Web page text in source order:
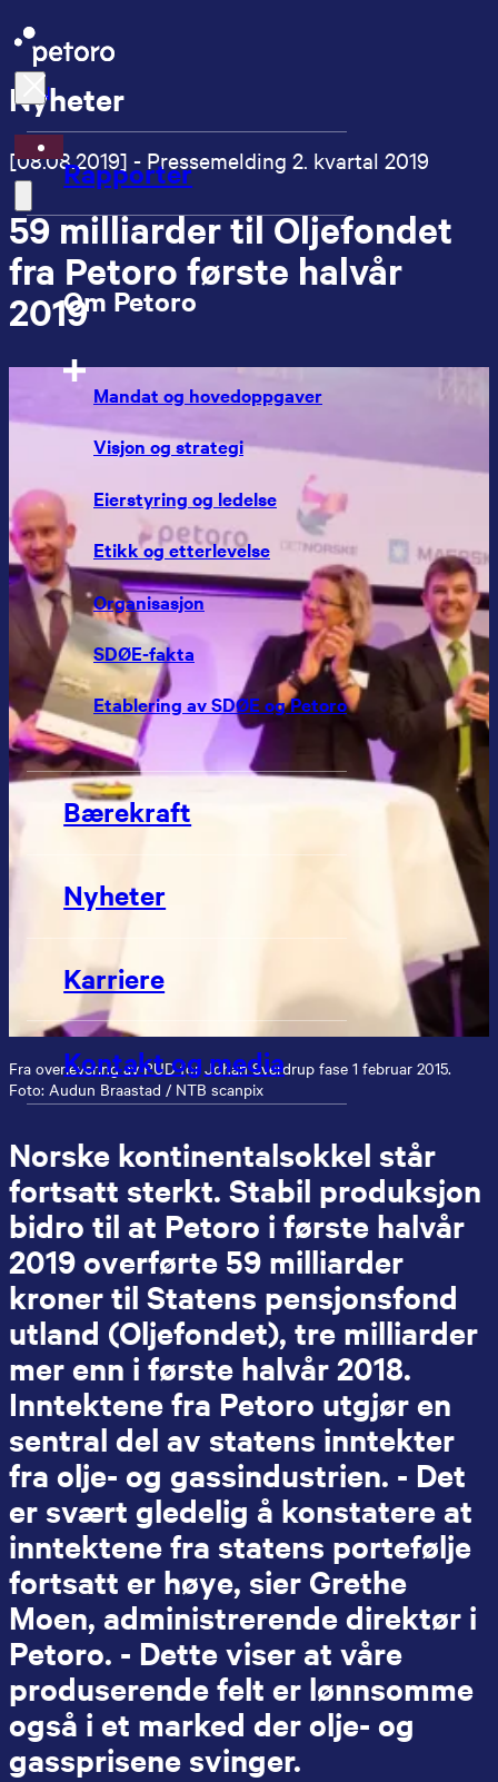
EN
Rapporter
Om Petoro
Mandat og hovedoppgaver
Visjon og strategi
Eierstyring og ledelse
Etikk og etterlevelse
Organisasjon
SDØE-fakta
Etablering av SDØE og Petoro
Bærekraft
Nyheter
Karriere
Kontakt og media
Nyheter
[08.08.2019] - Pressemelding 2. kvartal 2019
59 milliarder til Oljefondet
fra Petoro første halvår
2019
Fra overlevering av PUD for Johan Sverdrup fase 1 februar 2015.
Foto: Audun Braastad / NTB scanpix
Norske kontinentalsokkel står
fortsatt sterkt. Stabil produksjon
bidro til at Petoro i første halvår
2019 overførte 59 milliarder
kroner til Statens pensjonsfond
utland (Oljefondet), tre milliarder
mer enn i første halvår 2018.
Inntektene fra Petoro utgjør en
sentral del av statens inntekter
fra olje- og gassindustrien. - Det
er svært gledelig å konstatere at
inntektene fra statens portefølje
fortsatt er høye, sier Grethe
Moen, administrerende direktør i
Petoro. - Dette viser at våre
produserende felt er lønnsomme
også i et marked der olje- og
gassprisene svinger.